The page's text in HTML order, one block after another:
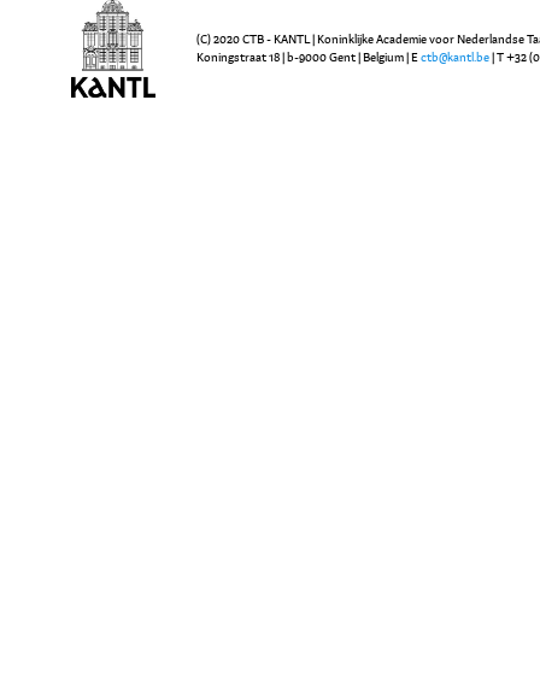
(C) 2020 CTB - KANTL | Koninklijke Academie voor Nederlandse
Koningstraat 18 | b-9000 Gent | Belgium | E ctb@kantl.be | T +32